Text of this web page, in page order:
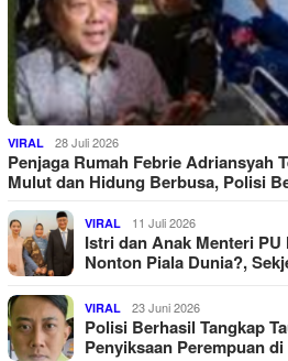
VIRAL 28 Juli 2026
Penjaga Rumah Febrie Adriansyah
Mulut dan Hidung Berbusa, Polisi
VIRAL 11 Juli 2026
Istri dan Anak Menteri
Nonton Piala Dunia?,
VIRAL 23 Juni 2026
Polisi Berhasil Tangkap
Penyiksaan Perempuan